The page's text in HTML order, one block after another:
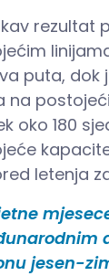
rezultat
puta, dok
na
oko 180
letenja
jesen-